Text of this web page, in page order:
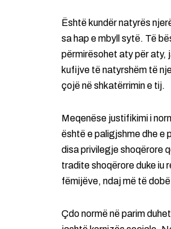
Është kundër natyrës
sa hap e mbyll sytë. Të
përmirësohet aty për aty,
kufijve të natyrshëm të
çojë në shkatërrimin e tij.
Meqenëse justifikimi i
është e paligjshme dhe e
disa privilegje shoqërore
tradite shoqërore duke iu
fëmijëve, ndaj më të
Çdo normë në parim